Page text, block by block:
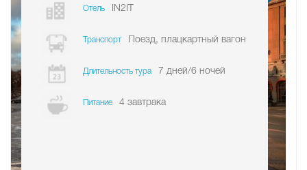
Отель IN2IT
Транспорт Поезд, плацкартный вагон
Длительность тура 7 дней/6 ночей
Питание 4 завтрака